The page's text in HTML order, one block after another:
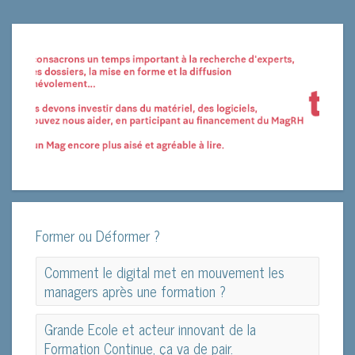
Former ou Déformer ?
Comment le digital met en mouvement les
managers après une formation ?
Comment le digital met en mouvement les
managers après une formation ?
Grande Ecole et acteur innovant de la
Formation Continue, ça va de pair.